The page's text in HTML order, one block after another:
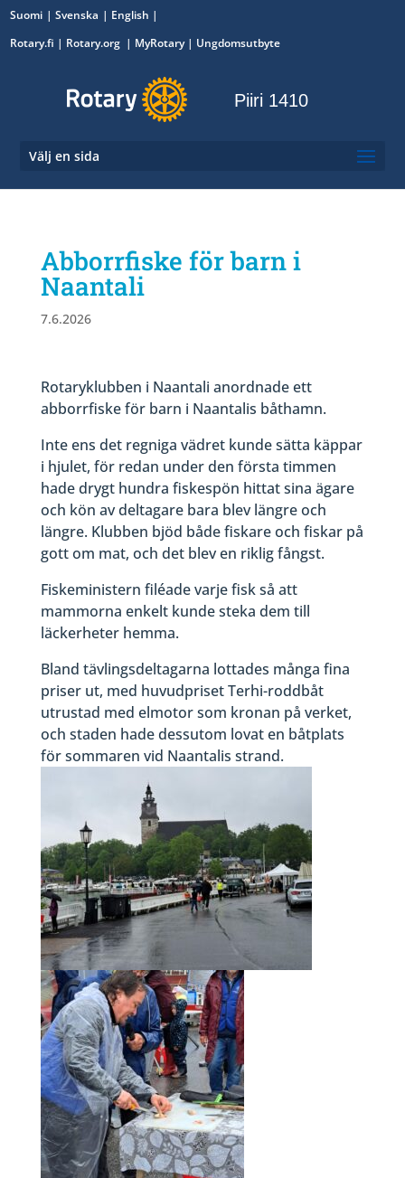
Suomi Svenska
English
Rotary.fi | Rotary.org | MyRotary| Ungdomsutbyte
Piiri 1410
Välj en sida
Abborrfiske för barn i
Naantali
7.6.2026
Rotaryklubben i Naantali anordnade ett
abborrfiske för barn i Naantalis båthamn.
Inte ens det regniga vädret kunde sätta käppar
i hjulet, för redan under den första timmen
hade drygt hundra fiskespön hittat sina ägare
och kön av deltagare bara blev längre och
längre. Klubben bjöd både fiskare och fiskar på
gott om mat, och det blev en riklig fångst.
Fiskeministern filéade varje fisk så att
mammorna enkelt kunde steka dem till
läckerheter hemma.
Bland tävlingsdeltagarna lottades många fina
priser ut, med huvudpriset Terhi-roddbåt
utrustad med elmotor som kronan på verket,
och staden hade dessutom lovat en båtplats
för sommaren vid Naantalis strand.